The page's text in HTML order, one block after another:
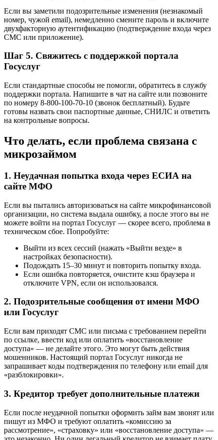
Если вы заметили подозрительные изменения (незнакомый
номер, чужой email), немедленно смените пароль и включите
двухфакторную аутентификацию (подтверждение входа через
СМС или приложение).
Шаг 5. Свяжитесь с поддержкой портала
Госуслуг
Если стандартные способы не помогли, обратитесь в службу
поддержки портала. Напишите в чат на сайте или позвоните
по номеру 8-800-100-70-10 (звонок бесплатный). Будьте
готовы назвать свои паспортные данные, СНИЛС и ответить
на контрольные вопросы.
Что делать, если проблема связана с
микрозаймом
1. Неудачная попытка входа через ЕСИА на
сайте МФО
Если вы пытались авторизоваться на сайте микрофинансовой
организации, но система выдала ошибку, а после этого вы не
можете войти на портал Госуслуг — скорее всего, проблема в
техническом сбое. Попробуйте:
Выйти из всех сессий (нажать «Выйти везде» в
настройках безопасности).
Подождать 15–30 минут и повторить попытку входа.
Если ошибка повторяется, очистите кэш браузера и
отключите VPN, если он использовался.
2. Подозрительные сообщения от имени МФО
или Госуслуг
Если вам приходят СМС или письма с требованием перейти
по ссылке, ввести код или оплатить «восстановление
доступа» — не делайте этого. Это могут быть действия
мошенников. Настоящий портал Госуслуг никогда не
запрашивает коды подтверждения по телефону или email для
«разблокировки».
3. Кредитор требует дополнительные платежи
Если после неудачной попытки оформить займ вам звонят или
пишут из МФО и требуют оплатить «комиссию за
рассмотрение», «страховку» или «восстановление доступа» —